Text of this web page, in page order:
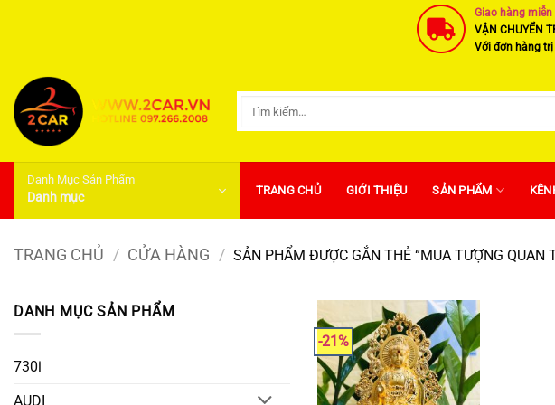
dung
Giao hàng miễn
VẬN CHUYỂN
Với đơn hàng
Danh Mục Sản Phẩm
Danh mục TRANG CHỦ GIỚI THIỆU SẢN PHẨM
TRANG CHỦ / CỬA HÀNG / SẢN PHẨM ĐƯỢC GẮN THẺ “MUA TƯỢNG
DANH MỤC SẢN PHẨM
730i
AUDI
-21%